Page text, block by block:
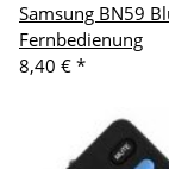
Samsung BN59
Fernbedienung
8,40 € *